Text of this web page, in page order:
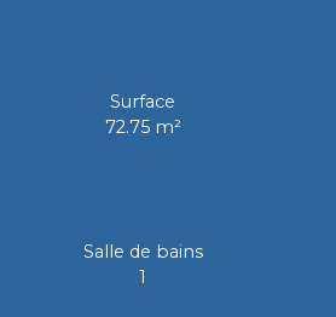
Surface
72.75 m²
Salle de bains
1